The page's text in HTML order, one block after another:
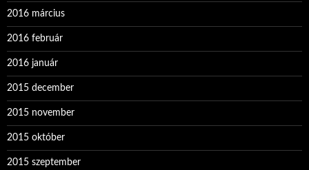
2016 március
2016 február
2016 január
2015 december
2015 november
2015 október
2015 szeptember